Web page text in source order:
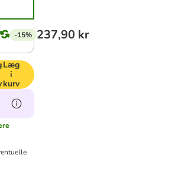
-15% 237,90 kr
Læg
i
kurv